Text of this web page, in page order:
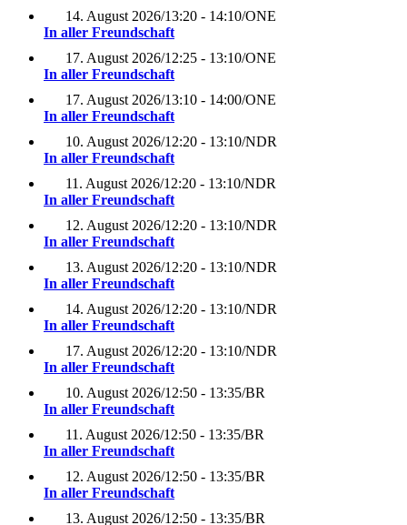
14. August 2026/13:20 - 14:10/ONE
In aller Freundschaft
17. August 2026/12:25 - 13:10/ONE
In aller Freundschaft
17. August 2026/13:10 - 14:00/ONE
In aller Freundschaft
10. August 2026/12:20 - 13:10/NDR
In aller Freundschaft
11. August 2026/12:20 - 13:10/NDR
In aller Freundschaft
12. August 2026/12:20 - 13:10/NDR
In aller Freundschaft
13. August 2026/12:20 - 13:10/NDR
In aller Freundschaft
14. August 2026/12:20 - 13:10/NDR
In aller Freundschaft
17. August 2026/12:20 - 13:10/NDR
In aller Freundschaft
10. August 2026/12:50 - 13:35/BR
In aller Freundschaft
11. August 2026/12:50 - 13:35/BR
In aller Freundschaft
12. August 2026/12:50 - 13:35/BR
In aller Freundschaft
13. August 2026/12:50 - 13:35/BR